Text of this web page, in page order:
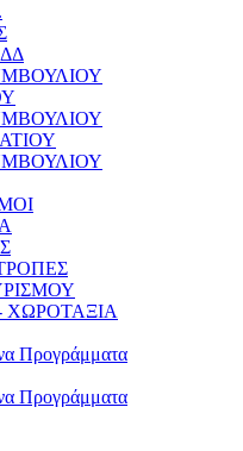
Προγράμματα
Προγράμματα